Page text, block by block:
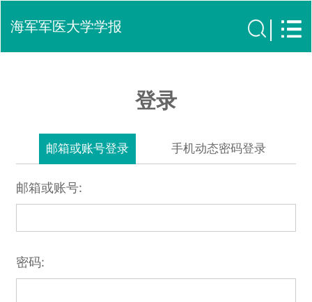
海军军医大学学报
登录
邮箱或账号登录 手机动态密码登录
邮箱或账号:
密码: